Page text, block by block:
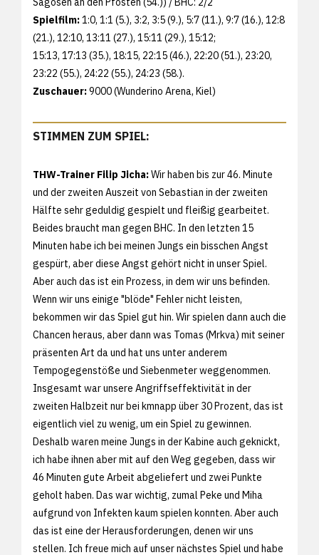
Spielfilm:1:0, 1:1 (5.), 3:2, 3:5 (9.), 5:7 (11.), 9:7 (16.), 12:8
(21.), 12:10, 13:11 (27.), 15:11 (29.), 15:12;
15:13, 17:13 (35.), 18:15, 22:15 (46.), 22:20 (51.), 23:20,
23:22 (55.), 24:22 (55.), 24:23 (58.).
Zuschauer:9000 (Wunderino Arena, Kiel)
STIMMEN ZUM SPIEL:
THW-Trainer Filip Jicha:Wir haben bis zur 46. Minute
und der zweiten Auszeit von Sebastian in der zweiten
Hälfte sehr geduldig gespielt und fleißig gearbeitet.
Beides braucht man gegen BHC. In den letzten 15
Minuten habe ich bei meinen Jungs ein bisschen Angst
gespürt, aber diese Angst gehört nicht in unser Spiel.
Aber auch das ist ein Prozess, in dem wir uns befinden.
Wenn wir uns einige "blöde" Fehler nicht leisten,
bekommen wir das Spiel gut hin. Wir spielen dann auch die
Chancen heraus, aber dann was Tomas (Mrkva) mit seiner
präsenten Art da und hat uns unter anderem
Tempogegenstöße und Siebenmeter weggenommen.
Insgesamt war unsere Angriffseffektivität in der
zweiten Halbzeit nur bei kmnapp über 30 Prozent, das ist
eigentlich viel zu wenig, um ein Spiel zu gewinnen.
Deshalb waren meine Jungs in der Kabine auch geknickt,
ich habe ihnen aber mit auf den Weg gegeben, dass wir
46 Minuten gute Arbeit abgeliefert und zwei Punkte
geholt haben. Das war wichtig, zumal Peke und Miha
aufgrund von Infekten kaum spielen konnten. Aber auch
das ist eine der Herausforderungen, denen wir uns
stellen. Ich freue mich auf unser nächstes Spiel und habe